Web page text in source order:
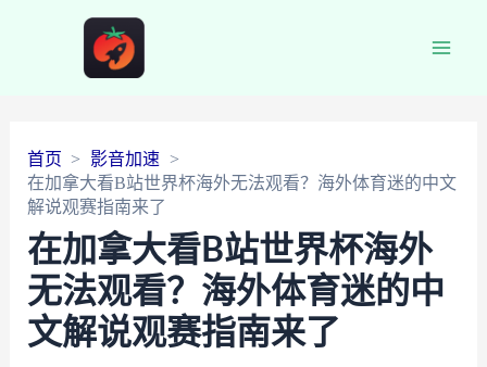
首页
影音加速
在加拿大看B站世界杯海外无法观看？海外体育迷的中文
解说观赛指南来了
在加拿大看B站世界杯海外
无法观看？海外体育迷的中
文解说观赛指南来了